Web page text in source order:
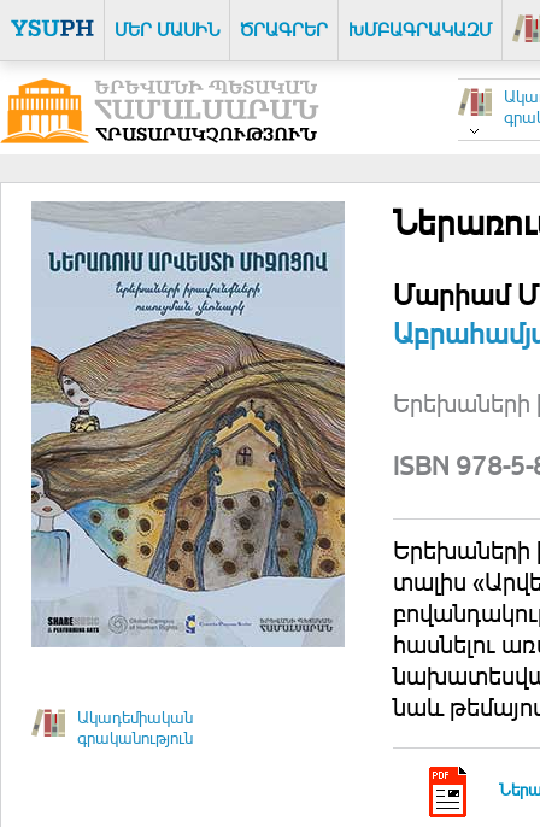
ՄԵՐ ՄԱՍԻՆ ԾՐԱԳՐԵՐ ԽՄԲԱԳՐԱԿԱԶՄ
Ակադեմիական
գրականություն
Մարիամ
Երեխաների
ISBN 978-
Երեխաների
տալիս
հասնելու
նաև